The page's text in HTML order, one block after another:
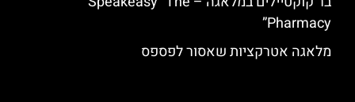
Pharmacy”
מלאגה אטרקציות שאסור לפספס